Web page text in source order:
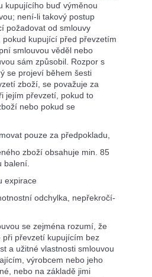
kupujícího buď výměnou
není-li takový postup
požadovat od smlouvy
pokud kupující před převzetím
smlouvou věděl nebo
sám způsobil. Rozpor s
se projeví během šesti
zboží, se považuje za
jejím převzetí, pokud to
nebo pokud se
pouze za předpokladu,
zboží obsahuje min. 85
balení.
expirace
odchylka, nepřekročí-
se zejména rozumí, že
při převzetí kupujícím bez
a užitné vlastnosti smlouvou
výrobcem nebo jeho
nebo na základě jimi